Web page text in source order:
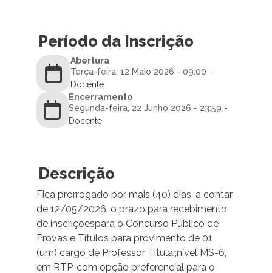
Período da Inscrição
Abertura
Terça-feira, 12 Maio 2026 - 09:00 -
Docente
Encerramento
Segunda-feira, 22 Junho 2026 - 23:59 -
Docente
Descrição
Fica prorrogado por mais (40) dias, a contar
de 12/05/2026, o prazo para recebimento
de inscriçõespara o Concurso Público de
Provas e Títulos para provimento de 01
(um) cargo de Professor Titular,nível MS-6,
em RTP, com opção preferencial para o